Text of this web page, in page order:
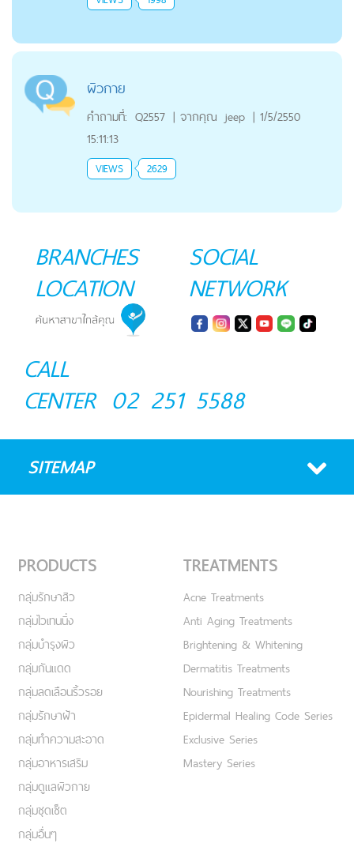
ผิวกาย
คำถามที่: Q2557 | จากคุณ jeep | 1/5/2550
15:11:13
VIEWS 2629
BRANCHES
LOCATION
SOCIAL
NETWORK
CALL
CENTER 02 251 5588
SITEMAP
PRODUCTS
กลุ่มรักษาสิว
กลุ่มไวเทนนิ่ง
กลุ่มบำรุงผิว
กลุ่มกันแดด
กลุ่มลดเลือนริ้วรอย
กลุ่มรักษาฝ้า
กลุ่มทำความสะอาด
กลุ่มอาหารเสริม
กลุ่มดูแลผิวกาย
กลุ่มชุดเซ็ต
กลุ่มอื่นๆ
TREATMENTS
Acne Treatments
Anti Aging Treatments
Brightening & Whitening
Dermatitis Treatments
Nourishing Treatments
Epidermal Healing Code Series
Exclusive Series
Mastery Series